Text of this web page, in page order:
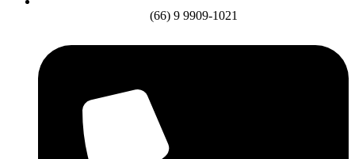
(66) 9 9909-1021